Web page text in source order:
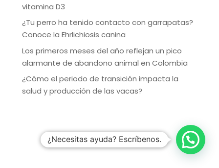
vitamina D3
¿Tu perro ha tenido contacto con garrapatas?
Conoce la Ehrlichiosis canina
Los primeros meses del año reflejan un pico
alarmante de abandono animal en Colombia
¿Cómo el periodo de transición impacta la
salud y producción de las vacas?
¿Necesitas ayuda? Escríbenos.